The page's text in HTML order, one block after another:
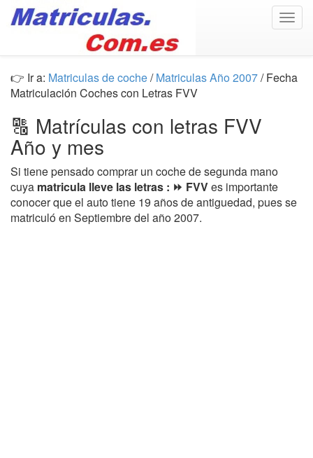
👉 Ir a: Matriculas de coche/Matriculas Año 2007/ Fecha
Matriculación Coches con Letras FVV
🔠 Matrículas con letras FVV
Año y mes
Si tiene pensado comprar un coche de segunda mano
cuya matricula lleve las letras : ⏩ FVVes importante
conocer que el auto tiene 19 años de antiguedad, pues se
matriculó en Septiembre del año 2007.